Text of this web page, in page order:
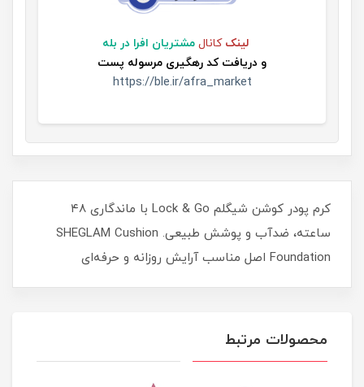
لینک کانال مشتریان افرا در بله
و دریافت کد رهگیری مرسوله پست
https://ble.ir/afra_market
کرم پودر کوشن شیگلم Lock & Go با ماندگاری ۴۸
ساعته، ضدآب و پوشش طبیعی. SHEGLAM Cushion
Foundation اصل مناسب آرایش روزانه و حرفه‌ای
محصولات مرتبط